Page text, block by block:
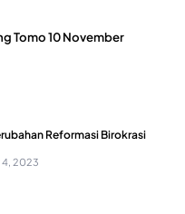
Tomo 10 November
Reformasi Birokrasi
4, 2023